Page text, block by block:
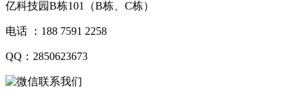
亿科技园B栋101（B栋、C栋）
电话 ：188 7591 2258
QQ：2850623673